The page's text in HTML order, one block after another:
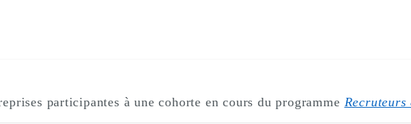
participantes à une cohorte en cours du programme Recruteurs